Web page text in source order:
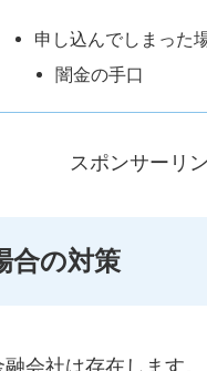
申し込んでしまった
闇金の手口
スポンサーリ
合の対策
会社は存在します。